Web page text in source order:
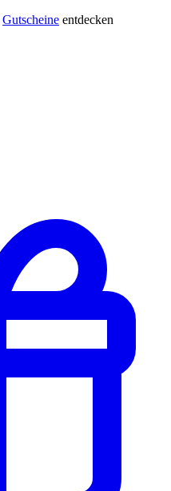
Gutscheine entdecken